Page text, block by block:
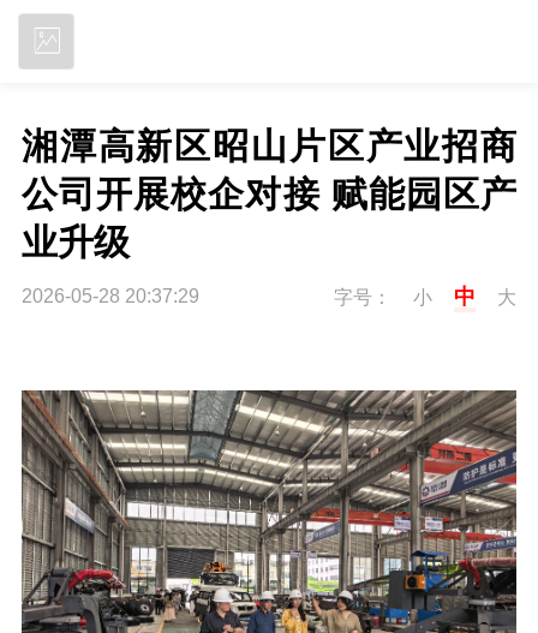
湘潭高新区昭山片区产业招商
公司开展校企对接 赋能园区产
业升级
2026-05-28 20:37:29 字号： 小 中 大